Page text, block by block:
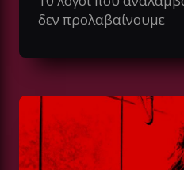
δεν προλαβαίνουμε